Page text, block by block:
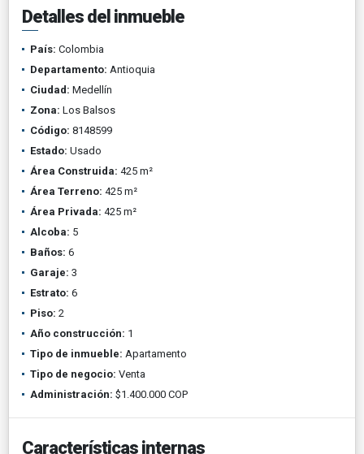
Detalles del inmueble
País: Colombia
Departamento: Antioquia
Ciudad: Medellín
Zona: Los Balsos
Código: 8148599
Estado: Usado
Área Construida: 425 m²
Área Terreno: 425 m²
Área Privada: 425 m²
Alcoba: 5
Baños: 6
Garaje: 3
Estrato: 6
Piso: 2
Año construcción: 1
Tipo de inmueble: Apartamento
Tipo de negocio: Venta
Administración: $1.400.000 COP
Características internas